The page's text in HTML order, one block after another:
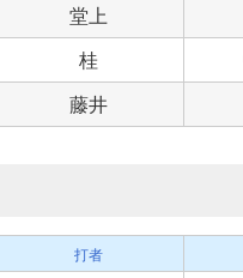
堂上
桂
藤井
打者